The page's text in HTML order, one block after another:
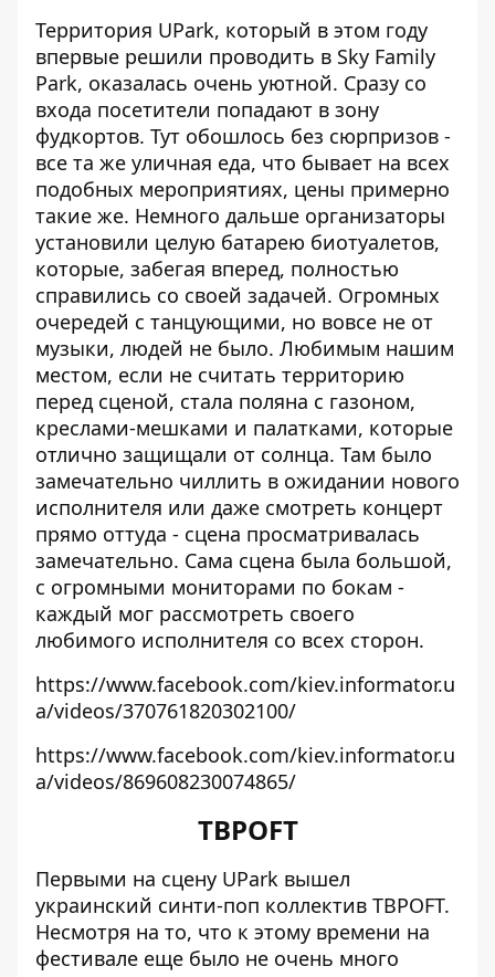
Территория UPark, который в этом году
впервые решили проводить в Sky Family
Park, оказалась очень уютной. Сразу со
входа посетители попадают в зону
фудкортов. Тут обошлось без сюрпризов -
все та же уличная еда, что бывает на всех
подобных мероприятиях, цены примерно
такие же. Немного дальше организаторы
установили целую батарею биотуалетов,
которые, забегая вперед, полностью
справились со своей задачей. Огромных
очередей с танцующими, но вовсе не от
музыки, людей не было. Любимым нашим
местом, если не считать территорию
перед сценой, стала поляна с газоном,
креслами-мешками и палатками, которые
отлично защищали от солнца. Там было
замечательно чиллить в ожидании нового
исполнителя или даже смотреть концерт
прямо оттуда - сцена просматривалась
замечательно. Сама сцена была большой,
с огромными мониторами по бокам -
каждый мог рассмотреть своего
любимого исполнителя со всех сторон.
https://www.facebook.com/kiev.informator.u
a/videos/370761820302100/
https://www.facebook.com/kiev.informator.u
a/videos/869608230074865/
TBPOFT
Первыми на сцену UPark вышел
украинский синти-поп коллектив TBPOFT.
Несмотря на то, что к этому времени на
фестивале еще было не очень много